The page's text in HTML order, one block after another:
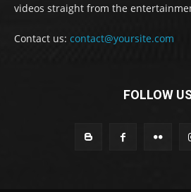
videos straight from the
Contact us: contact@yoursite.com
FOLLOW